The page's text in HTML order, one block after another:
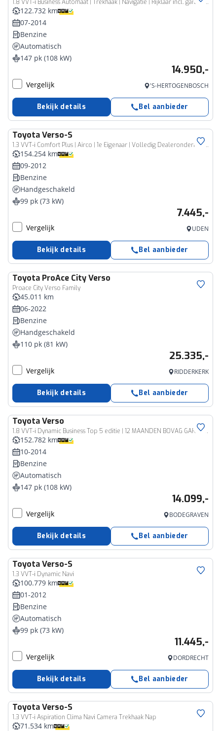
1.8 VVT-i Business Automaat | Trekhaak | Navigatie | Rijklaar incl. garantie |
122.732 km
07-2014
Benzine
Automatisch
147 pk (108 kW)
14.950,-
Vergelijk 'S-HERTOGENBOSCH
Bekijk details Bel aanbieder
ToyotaVerso-S
1.3 VVT-i Comfort Plus | Airco | 1e Eigenaar | Volledig Dealeronderhouden
154.254 km
09-2012
Benzine
Handgeschakeld
99 pk (73 kW)
7.445,-
Vergelijk UDEN
Bekijk details Bel aanbieder
Toyota ProAce City Verso
Proace City Verso Family
45.011 km
06-2022
Benzine
Handgeschakeld
110 pk (81 kW)
25.335,-
Vergelijk RIDDERKERK
Bekijk details Bel aanbieder
ToyotaVerso
1.8 VVT-i Dynamic Business Top 5 editie | 12 MAANDEN BOVAG GARANTIE | ACHTERUITRIJCAMERA |
152.782 km
10-2014
Benzine
Automatisch
147 pk (108 kW)
14.099,-
Vergelijk BODEGRAVEN
Bekijk details Bel aanbieder
ToyotaVerso-S
1.3 VVT-i Dynamic Navi
100.779 km
01-2012
Benzine
Automatisch
99 pk (73 kW)
11.445,-
Vergelijk DORDRECHT
Bekijk details Bel aanbieder
ToyotaVerso-S
1.3 VVT-i Aspiration Clima Navi Camera Trekhaak Nap
71.534 km